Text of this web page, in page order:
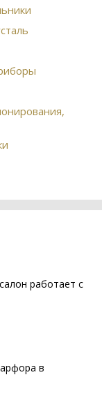
работает с
в